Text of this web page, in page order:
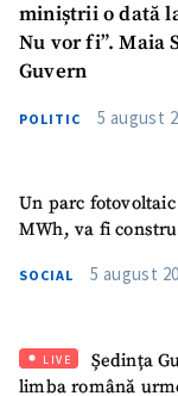
miniștrii o dată
Nu vor fi”. Maia
Guvern
POLITIC 5 august
Un parc
MWh, va fi
SOCIAL 5 august
LIVE
Ședința
limba română